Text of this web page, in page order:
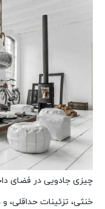
چیزی جادویی در فضای
خنثی، تزئینات حداقلی،